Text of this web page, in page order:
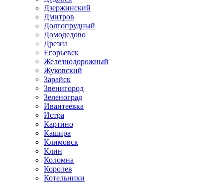
Дзержинский
Дмитров
Долгопрудный
Домодедово
Дрезна
Егорьевск
Железнодорожный
Жуковский
Зарайск
Звенигород
Зеленоград
Ивантеевка
Истра
Картино
Кашира
Климовск
Клин
Коломна
Королев
Котельники